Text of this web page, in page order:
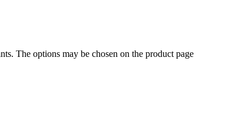
The options may be chosen on the product page